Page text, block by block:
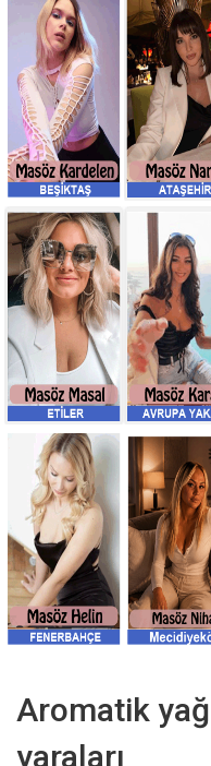
Aromatik
yaraları